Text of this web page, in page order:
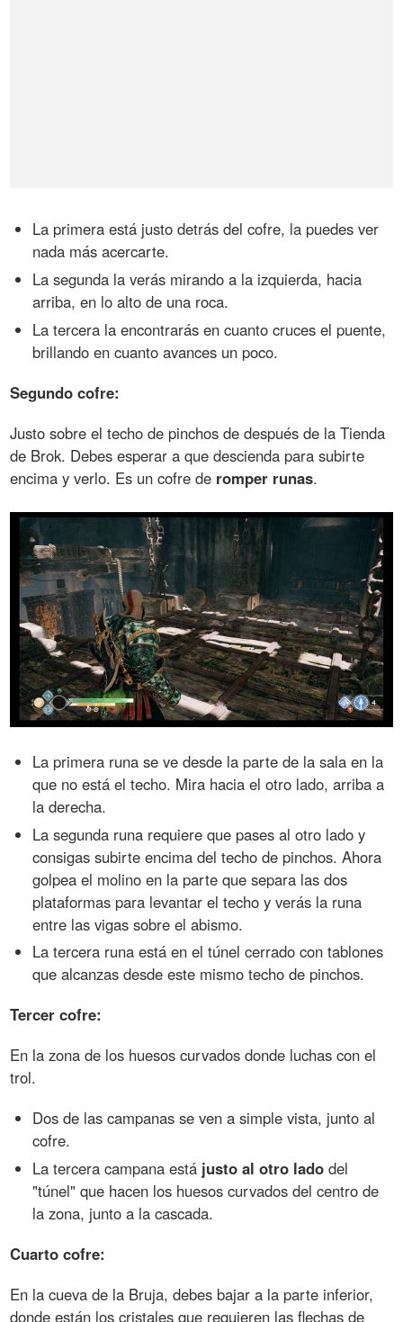
La primera está justo detrás del cofre, la puedes ver
nada más acercarte.
La segunda la verás mirando a la izquierda, hacia
arriba, en lo alto de una roca.
La tercera la encontrarás en cuanto cruces el puente,
brillando en cuanto avances un poco.
Segundo cofre:
Justo sobre el techo de pinchos de después de la Tienda
de Brok. Debes esperar a que descienda para subirte
encima y verlo. Es un cofre de romper runas.
La primera runa se ve desde la parte de la sala en la
que no está el techo. Mira hacia el otro lado, arriba a
la derecha.
La segunda runa requiere que pases al otro lado y
consigas subirte encima del techo de pinchos. Ahora
golpea el molino en la parte que separa las dos
plataformas para levantar el techo y verás la runa
entre las vigas sobre el abismo.
La tercera runa está en el túnel cerrado con tablones
que alcanzas desde este mismo techo de pinchos.
Tercer cofre:
En la zona de los huesos curvados donde luchas con el
trol.
Dos de las campanas se ven a simple vista, junto al
cofre.
La tercera campana está justo al otro lado del
"túnel" que hacen los huesos curvados del centro de
la zona, junto a la cascada.
Cuarto cofre:
En la cueva de la Bruja, debes bajar a la parte inferior,
donde están los cristales que requieren las flechas de